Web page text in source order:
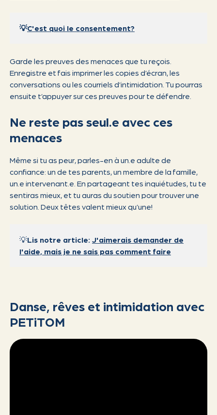
💡C'est quoi le consentement?
Garde les preuves des menaces que tu reçois.
Enregistre et fais imprimer les copies d’écran, les
conversations ou les courriels d’intimidation. Tu pourras
ensuite t’appuyer sur ces preuves pour te défendre.
Ne reste pas seul.e avec ces
menaces
Même si tu as peur, parles-en à un.e adulte de
confiance: un de tes parents, un membre de la famille,
un.e intervenant.e. En partageant tes inquiétudes, tu te
sentiras mieux, et tu auras du soutien pour trouver une
solution. Deux têtes valent mieux qu’une!
💡Lis notre article: J'aimerais demander de
l'aide, mais je ne sais pas comment faire
Danse, rêves et intimidation avec
PETiTOM